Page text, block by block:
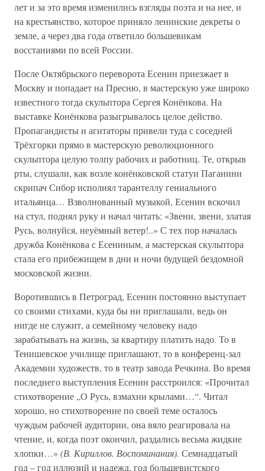
лет и за это время изменились взгляды поэта и на нее, и
на крестьянство, которое приняло ленинские декреты о
земле, а через два года ответило большевикам
восстаниями по всей России.
После Октябрьского переворота Есенин приезжает в
Москву и попадает на Пресню, в мастерскую уже широко
известного тогда скульптора Сергея Конёнкова. На
выставке Конёнкова разыгрывалось целое действо.
Пропагандисты и агитаторы привели туда с соседней
Трёхгорки прямо в мастерскую революционного
скульптора целую толпу рабочих и работниц. Те, открыв
рты, слушали, как возле конёнковской статуи Паганини
скрипач Сибор исполнял тарантеллу гениального
итальянца… Взволнованный музыкой, Есенин вскочил
на стул, поднял руку и начал читать: «Звени, звени, златая
Русь, волнуйся, неуёмный ветер!..» С тех пор началась
дружба Конёнкова с Есениным, а мастерская скульптора
стала его прибежищем в дни и ночи будущей бездомной
московской жизни.
Воротившись в Петроград, Есенин постоянно выступает
со своими стихами, куда бы ни приглашали, ведь он
нигде не служит, а семейному человеку надо
зарабатывать на жизнь, за квартиру платить надо. То в
Тенишевское училище приглашают, то в конференц-зал
Академии художеств, то в театр завода Речкина. Во время
последнего выступления Есенин расстроился: «Прочитал
стихотворение „О Русь, взмахни крылами…“. Читал
хорошо, но стихотворение по своей теме осталось
чуждым рабочей аудитории, она вяло реагировала на
чтение, и, когда поэт окончил, раздались весьма жидкие
хлопки…» (В. Кириллов. Воспоминания). Семнадцатый
год – год иллюзий и надежд, год большевистского